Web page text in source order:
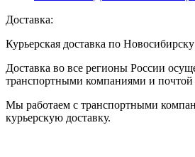
Доставка:
Курьерская доставка по
Доставка во все регионы России
транспортными компаниями и почтой
Мы работаем с транспортными
курьерскую доставку.